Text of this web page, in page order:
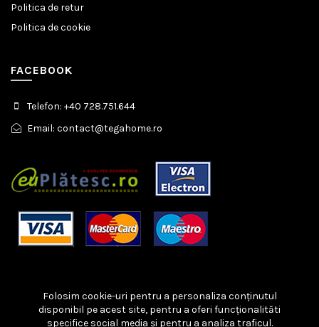
Politica de retur
Politica de cookie
FACEBOOK
Telefon: +40 728.751.644
Email: contact@tegahome.ro
Folosim cookie-uri pentru a personaliza conținutul
disponibil pe acest site, pentru a oferi funcționalităti
specifice social media și pentru a analiza traficul.